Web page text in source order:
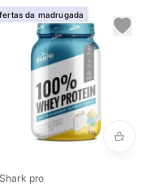
da madrugada
Shark pro